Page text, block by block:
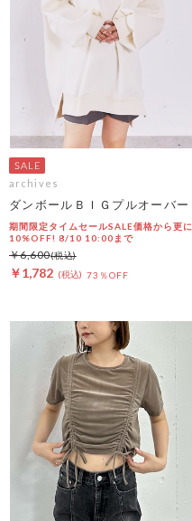
archives
ダンボールＢＩＧプルオーバー
期間限定タイムセールSALE価格から更に
10%OFF! 8/10 10:00まで
￥1,782 73％OFF
￥6,600